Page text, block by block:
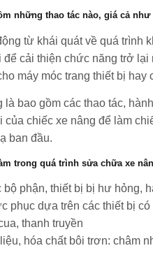
những thao tác nào, giá cả như
từ khái quát về quá trình
để cải thiện chức năng trở lại
máy móc trang thiết bị hay
bao gồm các thao tác,
của chiếc xe nâng để làm
ban đầu.
trong quá trình sửa chữa xe
bộ phận, thiết bị bị hư hỏng,
phục dựa trên các thiết bị
thanh truyền
hóa chất bôi trơn: châm